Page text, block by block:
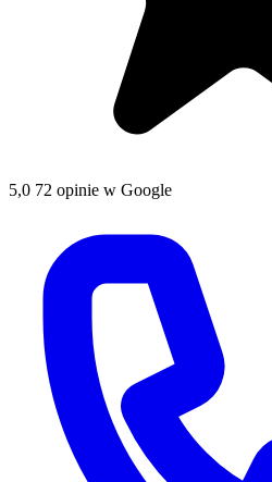
5,0 72 opinie w Google